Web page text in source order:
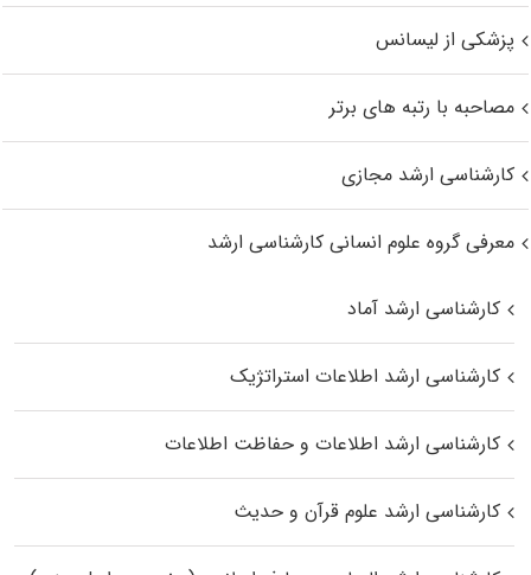
پزشکی از لیسانس
مصاحبه با رتبه های برتر
کارشناسی ارشد مجازی
معرفی گروه علوم انسانی کارشناسی ارشد
کارشناسی ارشد آماد
کارشناسی ارشد اطلاعات استراتژیک
کارشناسی ارشد اطلاعات و حفاظت اطلاعات
کارشناسی ارشد علوم قرآن و حدیث